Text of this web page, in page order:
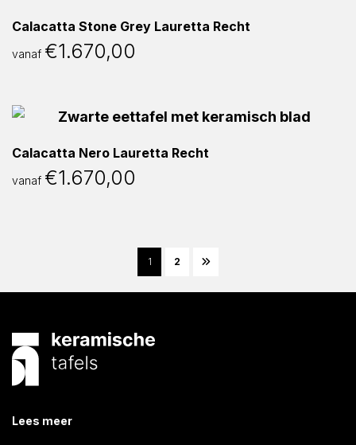
Calacatta Stone Grey Lauretta Recht
vanaf €1.670,00
Calacatta Nero Lauretta Recht
vanaf €1.670,00
1 2
Lees meer